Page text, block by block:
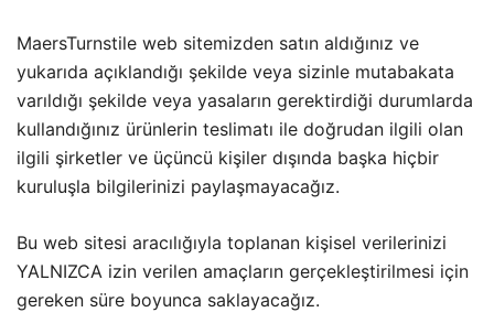
MaersTurnstile web sitemizden satın aldığınız ve
yukarıda açıklandığı şekilde veya sizinle mutabakata
varıldığı şekilde veya yasaların gerektirdiği durumlarda
kullandığınız ürünlerin teslimatı ile doğrudan ilgili olan
ilgili şirketler ve üçüncü kişiler dışında başka hiçbir
kuruluşla bilgilerinizi paylaşmayacağız.
Bu web sitesi aracılığıyla toplanan kişisel verilerinizi
YALNIZCA izin verilen amaçların gerçekleştirilmesi için
gereken süre boyunca saklayacağız.